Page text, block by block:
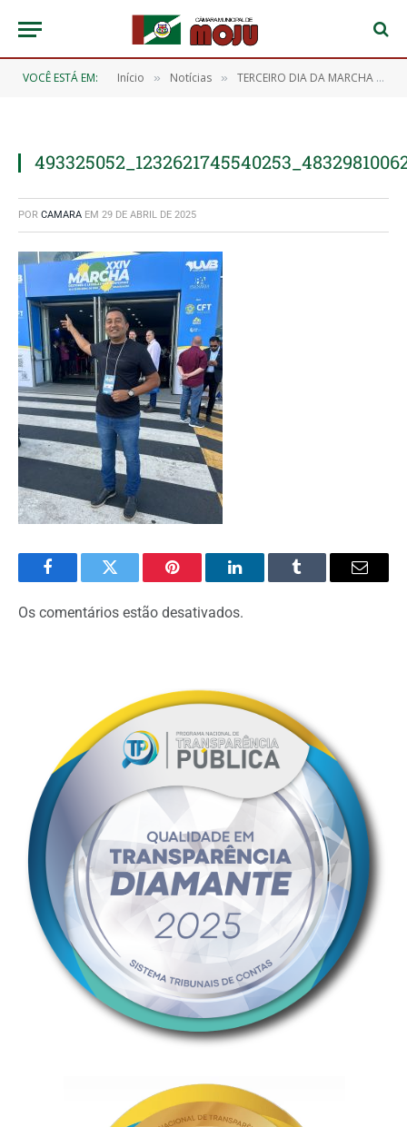
VOCÊ ESTÁ EM: Início » Notícias » TERCEIRO DIA DA MARCHA DOS VEREADORES EM BRASÍLIA
POR CAMARA EM 29 DE ABRIL DE 2025
FacebookTwitter Pinterest O
LinkedIn
Tumblr
E-
Os comentários estão desativados.